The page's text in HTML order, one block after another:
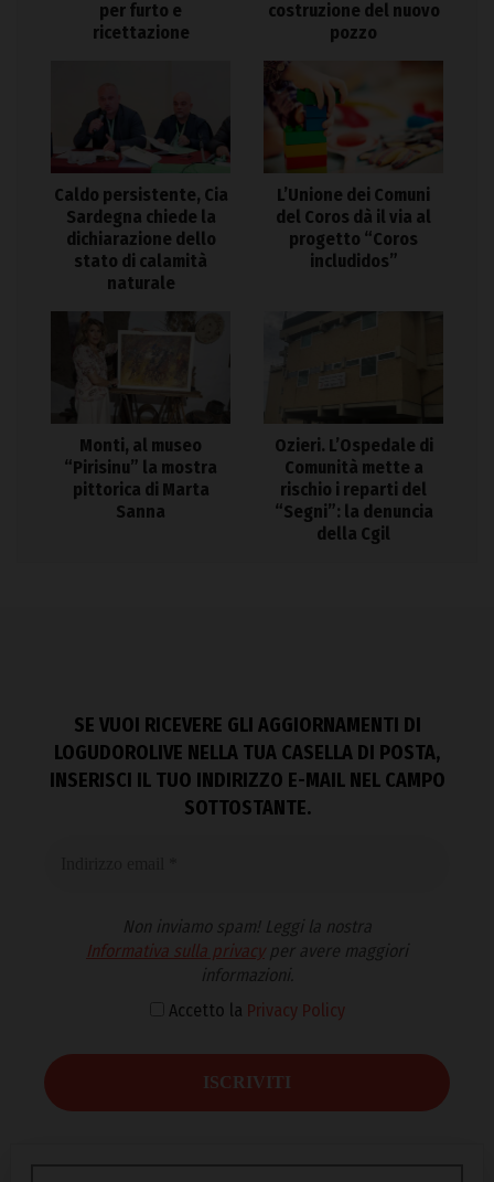
per furto e
ricettazione
costruzione del nuovo
pozzo
Caldo persistente, Cia
Sardegna chiede la
dichiarazione dello
stato di calamità
naturale
L’Unione dei Comuni
del Coros dà il via al
progetto “Coros
includidos”
Monti, al museo
“Pirisinu” la mostra
pittorica di Marta
Sanna
Ozieri. L’Ospedale di
Comunità mette a
rischio i reparti del
“Segni”: la denuncia
della Cgil
SE VUOI RICEVERE GLI AGGIORNAMENTI DI
LOGUDOROLIVE NELLA TUA CASELLA DI POSTA,
INSERISCI IL TUO INDIRIZZO E-MAIL NEL CAMPO
SOTTOSTANTE.
Non inviamo spam! Leggi la nostra
Informativa sulla privacyper avere maggiori
informazioni.
Accetto la Privacy Policy